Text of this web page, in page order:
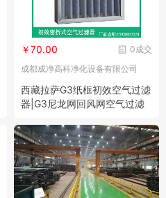
0成交
￥70.00
成都成净高科净化设备有限公司
西藏拉萨G3纸框初效空气过滤
器|G3尼龙网回风网空气过滤